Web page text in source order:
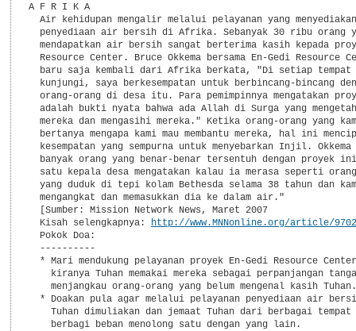
A F R I K A
Air kehidupan mengalir melalui pelayanan yang
penyediaan air bersih di Afrika. Sebanyak 30 ribu orang
mendapatkan air bersih sangat berterima kasih kepada
Resource Center. Bruce Okkema bersama En-Gedi Resource
baru saja kembali dari Afrika berkata, "Di setiap tempat
kunjungi, saya berkesempatan untuk berbincang-bincang
orang-orang di desa itu. Para pemimpinnya mengatakan
adalah bukti nyata bahwa ada Allah di Surga yang
mereka dan mengasihi mereka." Ketika orang-orang yang
bertanya mengapa kami mau membantu mereka, hal ini
kesempatan yang sempurna untuk menyebarkan Injil. Okkema
banyak orang yang benar-benar tersentuh dengan proyek
satu kepala desa mengatakan kalau ia merasa seperti
yang duduk di tepi kolam Bethesda selama 38 tahun dan
  mengangkat dan memasukkan dia ke dalam air."
  [Sumber: Mission Network News, Maret 2007
  Kisah selengkapnya:
http://www.MNNonline.org/article/9702
  Pokok Doa:
  ----------
* Mari mendukung pelayanan proyek En-Gedi Resource
kiranya Tuhan memakai mereka sebagai perpanjangan
    menjangkau orang-orang yang belum mengenal kasih Tuhan.
* Doakan pula agar melalui pelayanan penyediaan air
Tuhan dimuliakan dan jemaat Tuhan dari berbagai tempat
    berbagi beban menolong satu dengan yang lain.